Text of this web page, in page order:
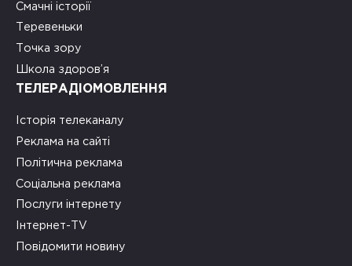
Смачні історії
Теревеньки
Точка зору
Школа здоров’я
ТЕЛЕРАДІОМОВЛЕННЯ
Історія телеканалу
Реклама на сайті
Політична реклама
Соціальна реклама
Послуги інтернету
Інтернет-TV
Повідомити новину